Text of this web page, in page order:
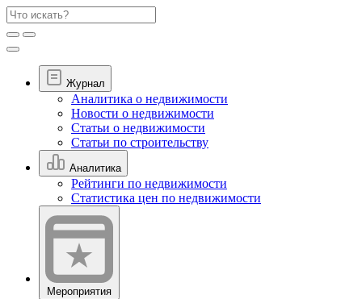
Журнал
Аналитика о недвижимости
Новости о недвижимости
Статьи о недвижимости
Статьи по строительству
Аналитика
Рейтинги по недвижимости
Статистика цен по недвижимости
Мероприятия